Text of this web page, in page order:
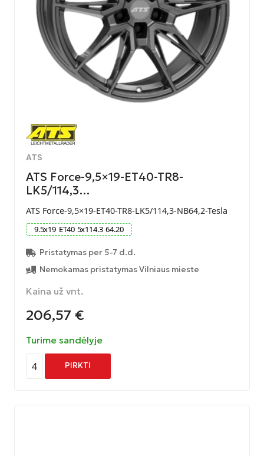
ATS
ATS Force-9,5×19-ET40-TR8-
LK5/114,3…
ATS Force-9,5×19-ET40-TR8-LK5/114,3-NB64,2-Tesla
9.5x19 ET40 5x114.3 64.20
Pristatymas per 5-7 d.d.
Nemokamas pristatymas Vilniaus mieste
Kaina už vnt.
206,57 €
Turime sandėlyje
4 PIRKTI